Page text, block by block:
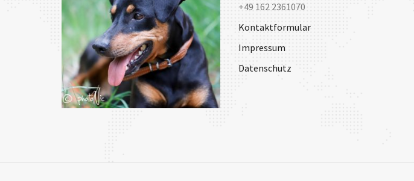
+49 162 2361070
Kontaktformular
Impressum
Datenschutz